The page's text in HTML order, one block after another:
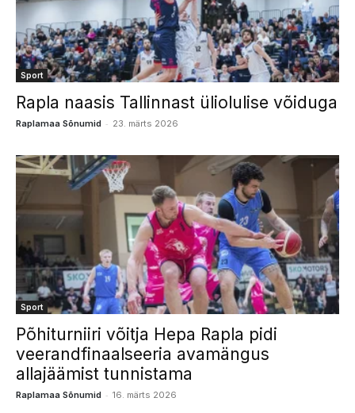
Sport
Rapla naasis Tallinnast üliolulise võiduga
Raplamaa Sõnumid - 23. märts 2026
Sport
Põhiturniiri võitja Hepa Rapla pidi
veerandfinaalseeria avamängus
allajäämist tunnistama
Raplamaa Sõnumid - 16. märts 2026